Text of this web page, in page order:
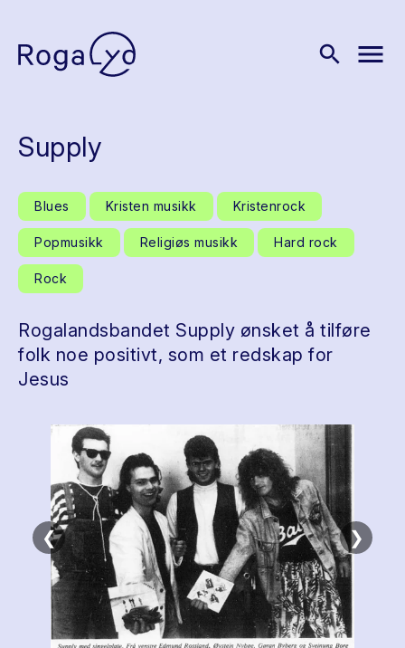
search menu
Supply
Blues Kristen musikk Kristenrock
Popmusikk Religiøs musikk Hard rock
Rock
Rogalandsbandet Supply ønsket å tilføre
folk noe positivt, som et redskap for
Jesus
❮ ❯